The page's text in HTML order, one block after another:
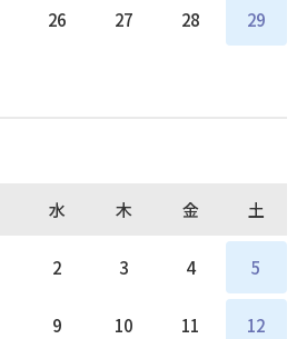
26 27 28 29
水 木 金 土
2 3 4 5
9 10 11 12